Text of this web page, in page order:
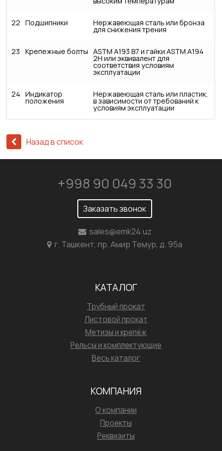
22 Подшипники Нержавеющая сталь или бронза
для снижения трения
23 Крепежные болты ASTM A193 B7 и гайки ASTM A194
2H или эквивалент для
соответствия условиям
эксплуатации
24 Индикатор
положения
Нержавеющая сталь или пластик,
в зависимости от требований к
условиям эксплуатации
Назад в список
+998 90 049 33 30
Заказать звонок
sales@emk24.uz
г. Ташкент, пр. Амир Темур, д. 95а
КАТАЛОГ
Трубный прокат
Листовой прокат
Метизы и крепёж
Рельсы и комплектующие
Весь каталог
КОМПАНИЯ
О компании
Проекты
Реквизиты